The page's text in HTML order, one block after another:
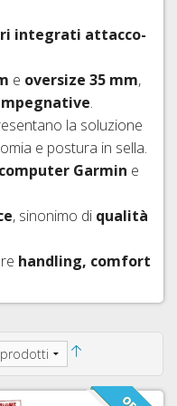
integrati attacco-
e oversize 35 mm,
.
la soluzione
e postura in sella.
Garmin e
, sinonimo di qualità
handling, comfort